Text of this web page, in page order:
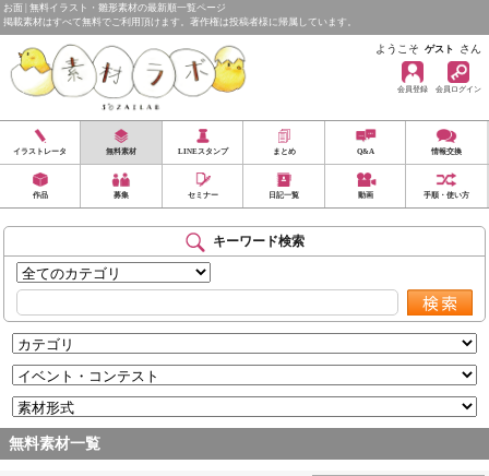
お面 | 無料イラスト・雛形素材の最新順一覧ページ
掲載素材はすべて無料でご利用頂けます。著作権は投稿者様に帰属しています。
ようこそ ゲスト さん
会員登録 会員ログイン
イラストレータ 無料素材 LINEスタンプ まとめ Q&A 情報交換
作品 募集 セミナー 日記一覧 動画 手順・使い方
キーワード検索
無料素材一覧